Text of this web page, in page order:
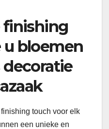
finishing
u bloemen
touch voor elk
een unieke en